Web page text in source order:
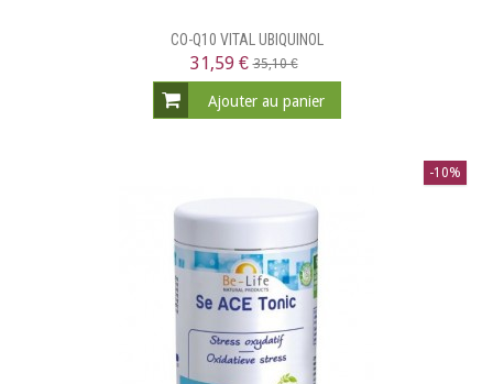
CO-Q10 VITAL UBIQUINOL
31,59 €35,10 €
Ajouter au panier
-10%